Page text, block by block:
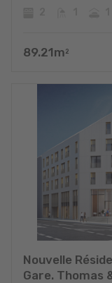
89.21m 2
Nouvelle
Gare. Thomas